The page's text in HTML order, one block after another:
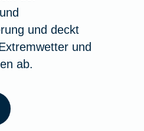
du wichtig bist
und deckt
und
ab.